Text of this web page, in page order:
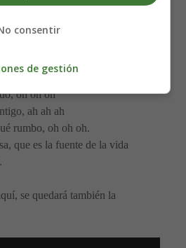
que es la fuente de la vida
ah ah ah
oh oh oh
ah ah ah
rumbo, oh oh oh.
que es la fuente de la vida
se quedará también la
consentir
de gestión